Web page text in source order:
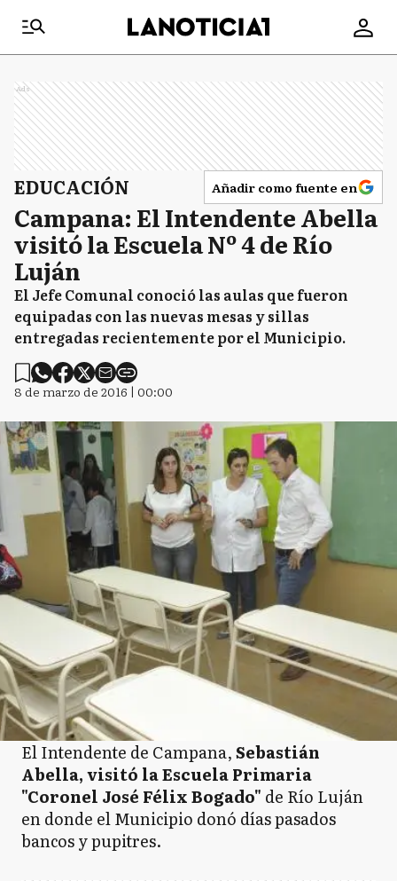
Ads
EDUCACIÓN Añadir como fuente en
Campana: El Intendente Abella
visitó la Escuela Nº 4 de Río
Luján
El Jefe Comunal conoció las aulas que fueron
equipadas con las nuevas mesas y sillas
entregadas recientemente por el Municipio.
8 de marzo de 2016 | 00:00
El Intendente de Campana,Sebastián
Abella, visitó la Escuela Primaria
"Coronel José Félix Bogado" de Río Luján
en donde el Municipio donó días pasados
bancos y pupitres.